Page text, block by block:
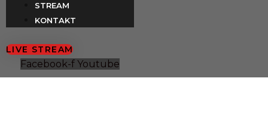
STREAM
KONTAKT
LIVE STREAM
Facebook-f Youtube